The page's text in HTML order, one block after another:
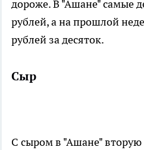
дороже. В "Ашане" самые
рублей, а на прошлой
рублей за десяток.
Сыр
С сыром в "Ашане"